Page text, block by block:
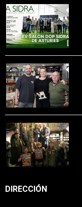
DIRECCIÓN